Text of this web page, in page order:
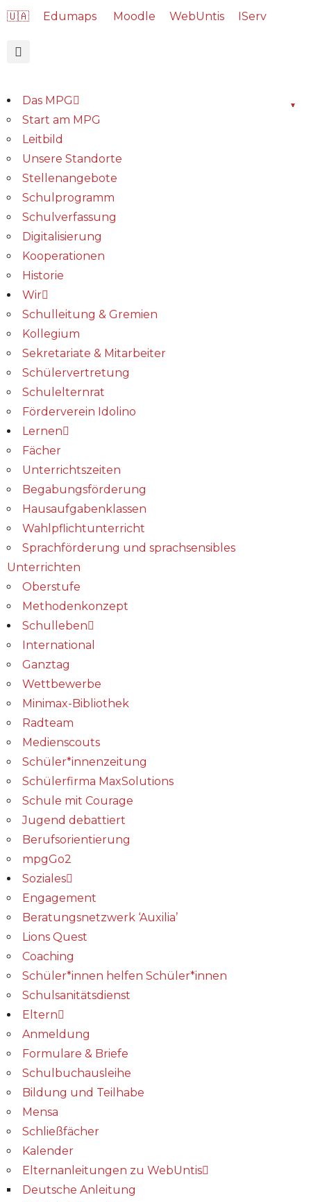
🇺🇦 Edumaps Moodle WebUntis IServ
Das MPG
Start am MPG
Leitbild
Unsere Standorte
Stellenangebote
Schulprogramm
Schulverfassung
Digitalisierung
Kooperationen
Historie
Wir
Schulleitung & Gremien
Kollegium
Sekretariate & Mitarbeiter
Schülervertretung
Schulelternrat
Förderverein Idolino
Lernen
Fächer
Unterrichtszeiten
Begabungs­förderung
Hausaufgabenklassen
Wahlpflichtunterricht
Sprachförderung und sprachsensibles
Unterrichten
Oberstufe
Methodenkonzept
Schulleben
International
Ganztag
Wettbewerbe
Minimax-Bibliothek​
Radteam
Medienscouts
Schüler*innenzeitung
Schülerfirma MaxSolutions
Schule mit Courage
Jugend debattiert
Berufsorientierung
mpgGo2
Soziales
Engagement
Beratungsnetzwerk ‘Auxilia’
Lions Quest
Coaching
Schüler*innen helfen Schüler*innen
Schulsanitätsdienst
Eltern
Anmeldung
Formulare & Briefe
Schulbuchausleihe
Bildung und Teilhabe
Mensa
Schließfächer
Kalender
Elternanleitungen zu WebUntis
Deutsche Anleitung